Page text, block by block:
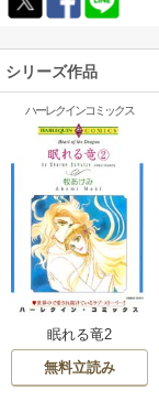
一巻目は、二巻目への
シリーズの他の作品よ
キャトリンがヒロイ
たが、あれはそうい
を感じたものだが、
う構図なので、この
い。
キスシーンは良かっ
ヒロインの母親も物
と三人、否、イアンも
シリーズ作品
ハーレクインコミックス
眠れる竜2
無料立読み